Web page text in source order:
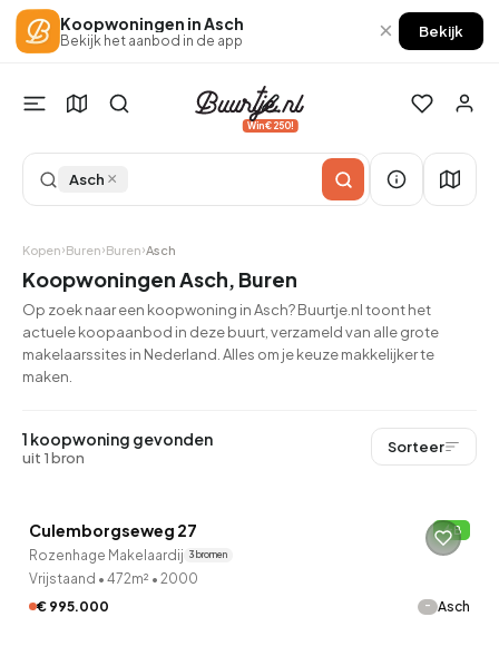
Koopwoningen in Asch
Bekijk het aanbod in de app × Bekijk
Win €250!
Asch ×
Kopen Buren Buren Asch
Koopwoningen Asch, Buren
Op zoek naar een koopwoning in Asch? Buurtje.nl toont het
actuele koopaanbod in deze buurt, verzameld van alle grote
makelaarssites in Nederland. Alles om je keuze makkelijker te
maken.
1 koopwoning gevonden
uit 1 bron
Sorteer
Culemborgseweg 27 B
Rozenhage Makelaardij 3 bronnen
Vrijstaand • 472m² • 2000
€ 995.000
- Asch